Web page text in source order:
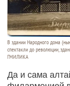
В здании Народного дома
спектакли до революции,
ГМИЛИКА
Да и сама